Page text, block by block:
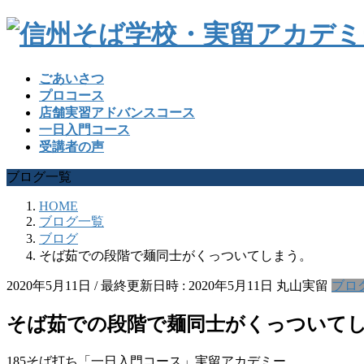
ごあいさつ
プロコース
店舗実習アドバンスコース
一日入門コース
受講者の声
ブログ一覧
HOME
ブログ一覧
ブログ
そば茹での段階で麺同士がくっついてしまう。
2020年5月11日 / 最終更新日時 : 2020年5月11日 丸山実留 ブロ
そば茹での段階で麺同士がくっついてし
185そば打ち「一日入門コース」実留アカデミー